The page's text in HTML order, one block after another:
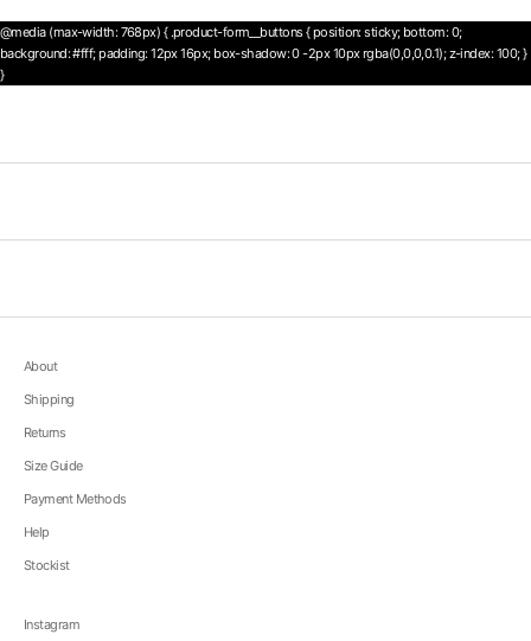
@media (max-width: 768px) { .product-form__buttons { position: sticky; bottom: 0;
background: #fff; padding: 12px 16px; box-shadow: 0 -2px 10px rgba(0,0,0,0.1); z-index: 100; }
}
About
Shipping
Returns
Size Guide
Payment Methods
Help
Stockist
Instagram